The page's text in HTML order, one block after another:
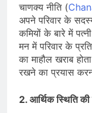
चाणक्य नीति (
अपने परिवार के
कमियों के बारे में
मन में परिवार के
का माहौल खराब
रखने का प्रयास
2. आर्थिक स्थिति की